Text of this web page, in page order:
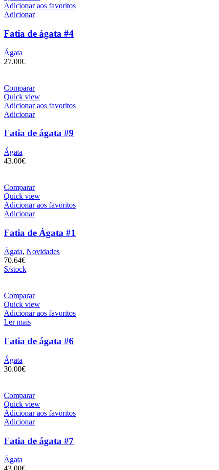
Adicionar aos favoritos
Adicionar
Fatia de ágata #4
Ágata
27.00€
Comparar
Quick view
Adicionar aos favoritos
Adicionar
Fatia de ágata #9
Ágata
43.00€
Comparar
Quick view
Adicionar aos favoritos
Adicionar
Fatia de Ágata #1
Ágata, Novidades
70.64€
S/stock
Comparar
Quick view
Adicionar aos favoritos
Ler mais
Fatia de ágata #6
Ágata
30.00€
Comparar
Quick view
Adicionar aos favoritos
Adicionar
Fatia de ágata #7
Ágata